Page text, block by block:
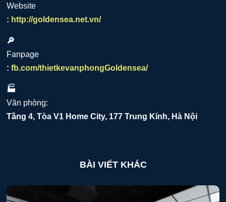
Website
: http://goldensea.net.vn/
🔎
Fanpage
:fb.com/thietkevanphongGoldensea/
🏭
Văn phòng:
Tầng 4, Tòa V1 Home City, 177 Trung Kính, Hà Nội
BÀI VIẾT KHÁC